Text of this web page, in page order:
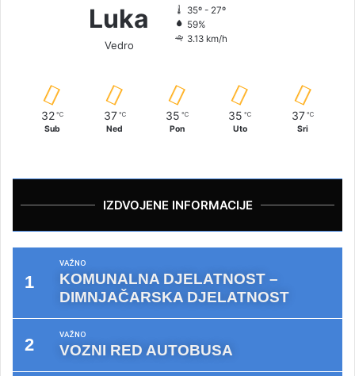
Luka
Vedro
35º - 27º
59%
3.13 km/h
32 ℃
Sub
37 ℃
Ned
35 ℃
Pon
35 ℃
Uto
37 ℃
Sri
IZDVOJENE INFORMACIJE
VAŽNO
KOMUNALNA DJELATNOST –
DIMNJAČARSKA DJELATNOST
VAŽNO
VOZNI RED AUTOBUSA